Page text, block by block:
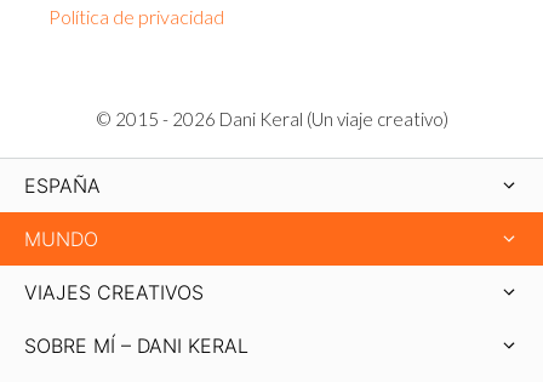
Política de privacidad
© 2015 - 2026 Dani Keral (Un viaje creativo)
ESPAÑA
MUNDO
VIAJES CREATIVOS
SOBRE MÍ – DANI KERAL